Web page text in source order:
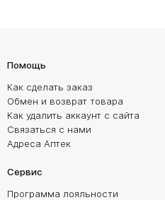
Помощь
Как сделать заказ
Обмен и возврат товара
Как удалить аккаунт с сайта
Связаться с нами
Адреса Аптек
Сервис
Программа лояльности